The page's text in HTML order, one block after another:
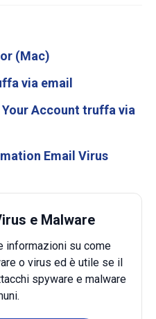
(Mac)
via email
Your Account truffa via
Email Virus
e Malware
informazioni su come
o virus ed è utile se il
spyware e malware